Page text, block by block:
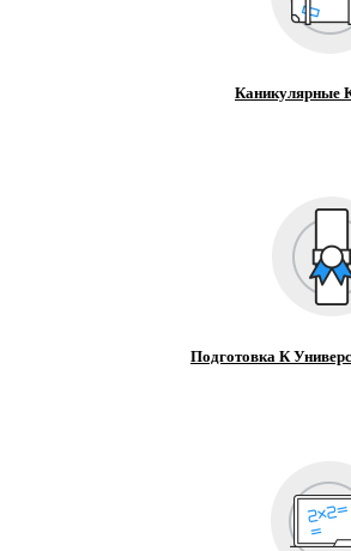
Каникулярные
Подготовка К